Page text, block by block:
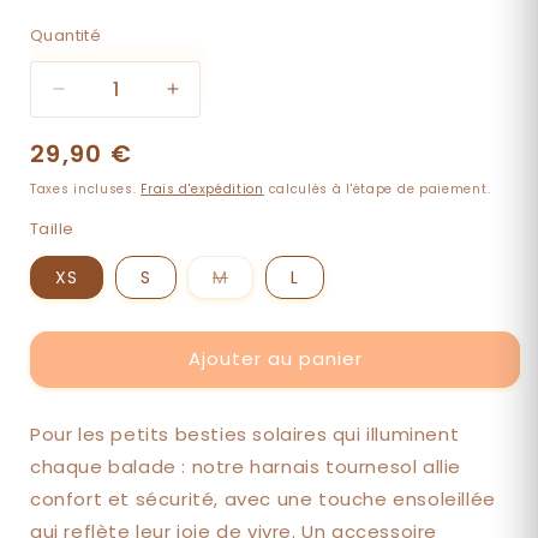
Quantité
Quantité
Réduire
la
quantité
Harnais
GIRASOLES
Augmenter
la
Harnais
Prix
habituel
29,90 €
Taxes incluses. Frais d'expédition calculés à l'étape de paiement.
Taille
XS S MVariante
épuisée
ou
indisponible
L
Ajouter au panier
Pour les petits besties solaires qui illuminent
chaque balade : notre harnais tournesol allie
confort et sécurité, avec une touche ensoleillée
qui reflète leur joie de vivre. Un accessoire